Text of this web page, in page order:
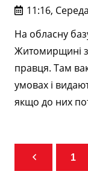
11:16,
На обласну
Житомирщині
правця. Там
умовах і
якщо до них
1